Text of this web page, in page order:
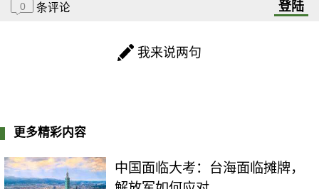
0 条评论 登陆
我来说两句
更多精彩内容
中国面临大考：台海面临摊牌，